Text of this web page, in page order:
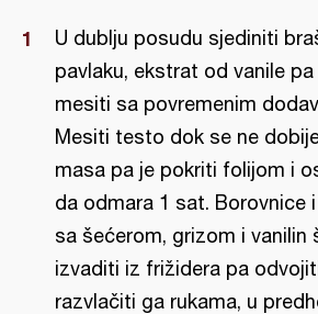
U dublju posudu sjediniti
pavlaku, ekstrat od vanile
mesiti sa povremenim
Mesiti testo dok se ne
masa pa je pokriti folijom i
da odmara 1 sat. Borovnice
sa šećerom, grizom i vanilin
izvaditi iz frižidera pa
razvlačiti ga rukama, u